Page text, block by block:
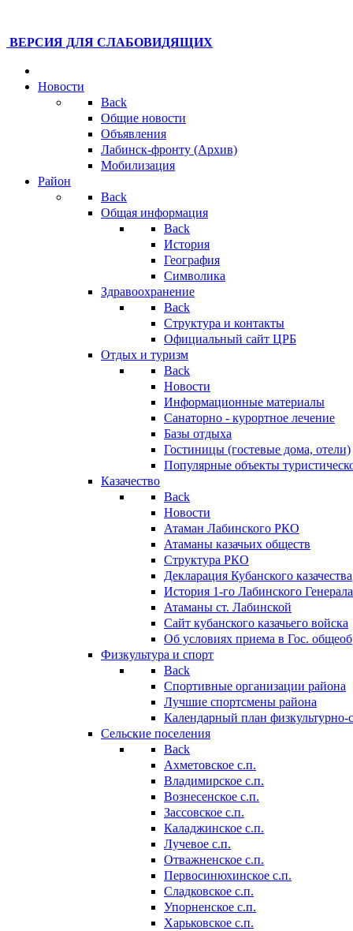
ВЕРСИЯ ДЛЯ СЛАБОВИДЯЩИХ
Новости
Back
Общие новости
Объявления
Лабинск-фронту (Архив)
Мобилизация
Район
Back
Общая информация
Back
История
География
Символика
Здравоохранение
Back
Структура и контакты
Официальный сайт ЦРБ
Отдых и туризм
Back
Новости
Информационные материалы
Санаторно - курортное лечение
Базы отдыха
Гостиницы (гостевые дома, отели)
Популярные объекты
Казачество
Back
Новости
Атаман Лабинского РКО
Атаманы казачьих обществ
Структура РКО
Декларация Кубанского казачества
История 1-го Лабинского
Атаманы ст. Лабинской
Cайт кубанского казачьего войска
Об условиях приема в Гос.
Физкультура и спорт
Back
Спортивные организации района
Лучшие спортсмены района
Календарный план
Сельские поселения
Back
Ахметовское с.п.
Владимирское с.п.
Вознесенское с.п.
Зассовское с.п.
Каладжинское с.п.
Лучевое с.п.
Отважненское с.п.
Первосинюхинское с.п.
Сладковское с.п.
Упорненское с.п.
Харьковское с.п.